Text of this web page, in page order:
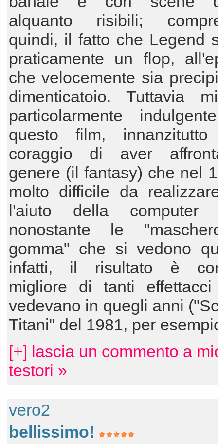
alquanto risibili;
quindi, il fatto che Legend
praticamente un flop,
che velocemente sia
dimenticatoio. Tuttavia
particolarmente
questo film,
coraggio di aver
genere (il fantasy) che nel
molto difficile da
l'aiuto della computer
nonostante le
gomma" che si vedono
infatti, il risultato è
migliore di tanti
vedevano in quegli anni
Titani" del 1981, per
[+] lascia un commento a
testori »
vero2
bellissimo!